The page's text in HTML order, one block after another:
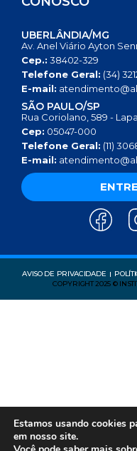
UBERLÂNDIA/MG
Av. Anel Viário Ayton
Cep.: 38402-329
Telefone Geral: (34)
E-mail:
SÃO PAULO/SP
Rua Coriolano, 589 -
Cep: 05047-000
Telefone Geral: (11)
E-mail:
AVISO DE PRIVACIDADE
COPYRIGHT 2025 ©
Estamos usando cookies
em nosso site.